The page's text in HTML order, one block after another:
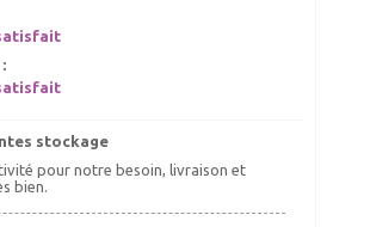
stockage
pour notre besoin, livraison et
bien.